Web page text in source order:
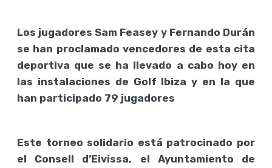
Los jugadores Sam Feasey y Fernando Durán
se han proclamado vencedores de esta cita
deportiva que se ha llevado a cabo hoy en
las instalaciones de Golf Ibiza y en la que
han participado 79 jugadores
Este torneo solidario está patrocinado por
el Consell d’Eivissa, el Ayuntamiento de